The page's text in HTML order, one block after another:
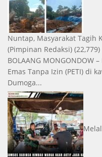
Nuntap, Masyarakat Tagih
(Pimpinan Redaksi) (22,779)
BOLAANG MONGONDOW
Emas Tanpa Izin (PETI) di
Dumoga...